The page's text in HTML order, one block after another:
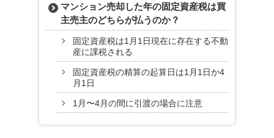
マンション売却した年の固定資産税は買
主売主のどちらが払うのか？
固定資産税は1月1日現在に存在する不動
産に課税される
固定資産税の精算の起算日は1月1日か4
月1日
1月〜4月の間に引渡の場合に注意